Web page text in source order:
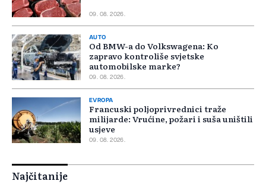
09. 08. 2026.
AUTO
Od BMW-a do Volkswagena: Ko
zapravo kontroliše svjetske
automobilske marke?
09. 08. 2026.
EVROPA
Francuski poljoprivrednici traže
milijarde: Vrućine, požari i suša uništili
usjeve
09. 08. 2026.
Najčitanije